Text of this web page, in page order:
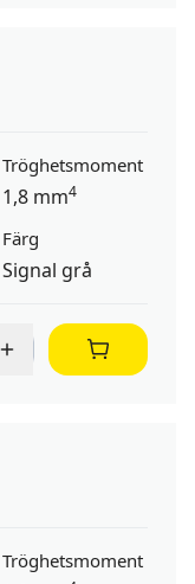
Tröghetsmoment
1,8 mm4
Färg
Signal grå
Tröghetsmoment